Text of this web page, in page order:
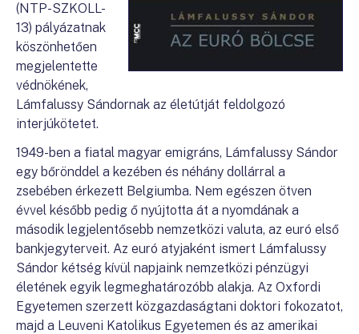
(NTP-SZKOLL-
13) pályázatnak
köszönhetően
megjelentette
védnökének,
Lámfalussy Sándornak az életútját feldolgozó
interjúkötetet.
1949-ben a fiatal magyar emigráns, Lámfalussy Sándor
egy bőrönddel a kezében és néhány dollárral a
zsebében érkezett Belgiumba. Nem egészen ötven
évvel később pedig ő nyújtotta át a nyomdának a
második legjelentősebb nemzetközi valuta, az euró első
bankjegyterveit. Az euró atyjaként ismert Lámfalussy
Sándor kétség kívül napjaink nemzetközi pénzügyi
életének egyik legmeghatározóbb alakja. Az Oxfordi
Egyetemen szerzett közgazdaságtani doktori fokozatot,
majd a Leuveni Katolikus Egyetemen és az amerikai